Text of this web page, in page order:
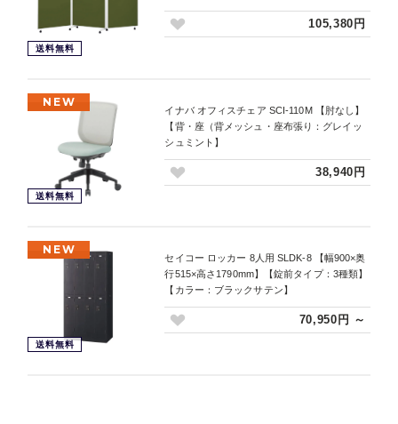
送料無料
105,380円
NEW
送料無料
イナバ オフィスチェア SCI-110M 【肘なし】
【背・座（背メッシュ・座布張り：グレイッ
シュミント】
38,940円
NEW
送料無料
セイコー ロッカー 8人用 SLDK-8 【幅900×奥
行515×高さ1790mm】【錠前タイプ：3種類】
【カラー：ブラックサテン】
70,950円 ～